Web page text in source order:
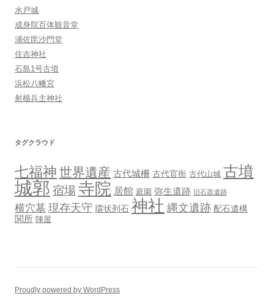
水戸城
成身院百体観音堂
浦佐毘沙門堂
住吉神社
石島1号古墳
浜松八幡宮
射楯兵主神社
タグクラウド
七福神 世界遺産 古代城柵 古代官衙 古代山城 古墳
城郭 宿場寺院 居館 庭園 弥生遺跡 旧石器遺跡
横穴墓 現存天守 環状列石 神社 縄文遺跡 配石遺構
関所 陣屋
Proudly powered by WordPress